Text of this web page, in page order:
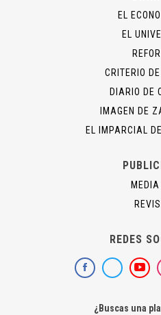
EL
EL
CRITERIO
DIARIO DE
IMAGEN DE
EL IMPARCIAL
REDES
¿Buscas una